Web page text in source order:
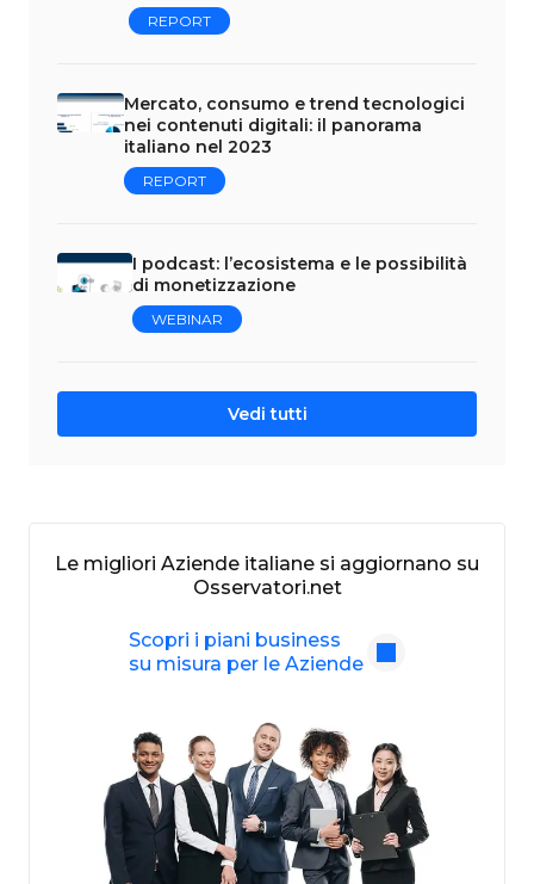
REPORT
Mercato, consumo e trend tecnologici
nei contenuti digitali: il panorama
italiano nel 2023
REPORT
I podcast: l’ecosistema e le possibilità
di monetizzazione
WEBINAR
Vedi tutti
Le migliori Aziende italiane si aggiornano su
Osservatori.net
Scopri i piani business
su misura per le Aziende